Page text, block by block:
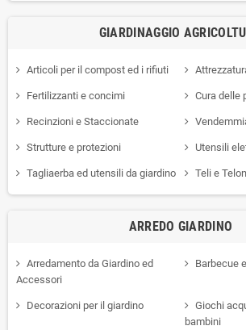
GIARDINAGGIO
Articoli per il compost ed i rifiuti
Fertilizzanti e concimi Cura delle
Recinzioni e Staccionate
Strutture e protezioni Utensili
Tagliaerba ed utensili da giardino Teli e
ARREDO GIARDINO
Arredamento da Giardino ed
Accessori
Barbecue
Decorazioni per il giardino
Giochi
bambini